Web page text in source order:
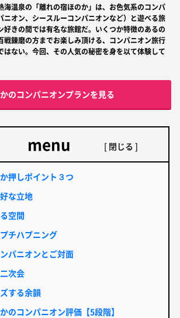
海温泉の「離れの宿ほのか」は、お色気系のコンパ
ニオン、シースルーコンパニオンなど）と遊べる旅
好きの間では有名な旅館だ。いくつか特徴のあるの
戦錬磨の方までお楽しみ頂ける、コンパニオン旅行
はない。今回、その人気の秘密を身を以て体験して
のコンパニオンプランを見る
menu
押しポイント３つ
な立地
空間
チハプニング
パニオンとご対面
次会
する余韻
のコンパニオン評価【5段階】